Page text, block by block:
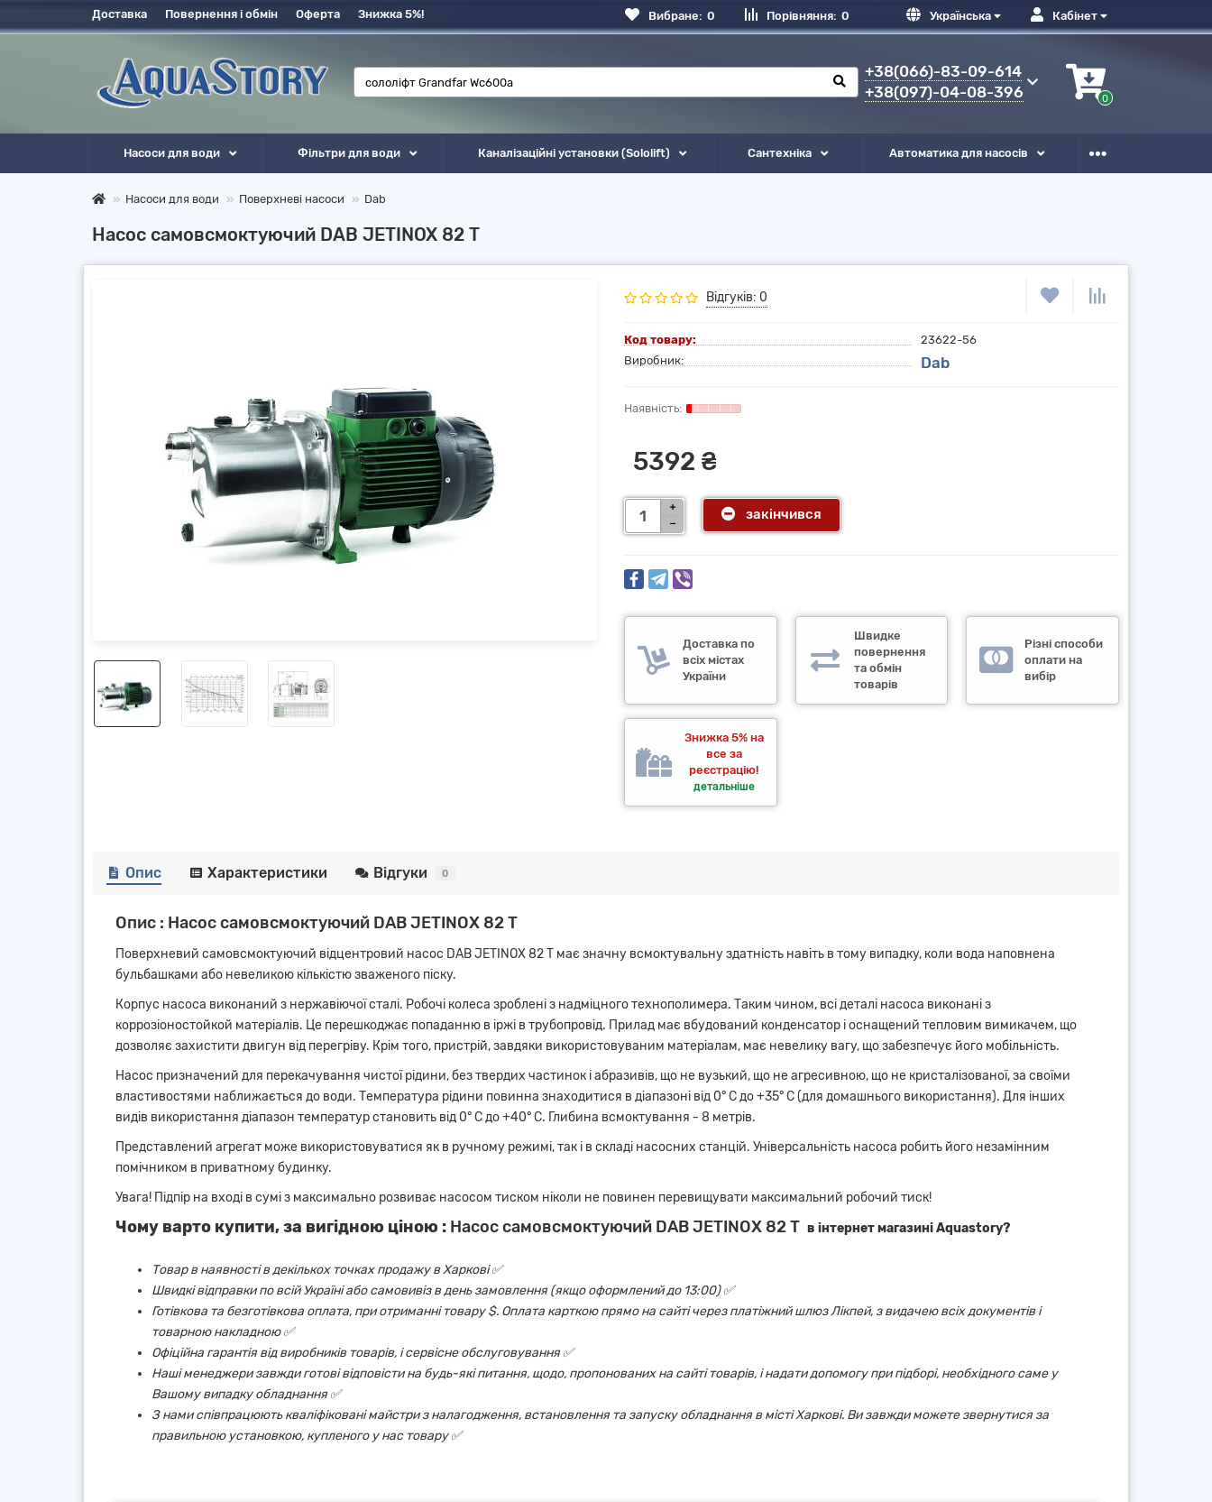
Кабінет
Українська
Порівняння: 0
Вибране: 0
Доставка Повернення і обмін Оферта Знижка 5%!
+38(066)-83-09-614
+38(097)-04-08-396
0
Насоси для води Фільтри для води Каналізаційні установки (Sololift) Сантехніка Автоматика для насосів
Насоси для води Поверхневі насоси Dab
Насос самовсмоктуючий DAB JETINOX 82 T
Відгуків: 0
Код товару:
23622-56
Виробник:
Dab
5392 ₴
закінчився
Доставка по
всіх містах
України
Швидке
повернення
та обмін
товарів
Різні способи
оплати на
вибір
Знижка 5% на
все за
реєстрацію!
детальніше
Опис Характеристики Відгуки 0
Опис : Насос самовсмоктуючий DAB JETINOX 82 T
Поверхневий самовсмоктуючий відцентровий насос DAB JETINOX 82 T має значну всмоктувальну здатність навіть в тому випадку, коли вода наповнена
бульбашками або невеликою кількістю зваженого піску.
Корпус насоса виконаний з нержавіючої сталі. Робочі колеса зроблені з надміцного технополимера. Таким чином, всі деталі насоса виконані з
коррозіоностойкой матеріалів. Це перешкоджає попаданню в іржі в трубопровід. Прилад має вбудований конденсатор і оснащений тепловим вимикачем, що
дозволяє захистити двигун від перегріву. Крім того, пристрій, завдяки використовуваним матеріалам, має невелику вагу, що забезпечує його мобільність.
Насос призначений для перекачування чистої рідини, без твердих частинок і абразивів, що не вузький, що не агресивною, що не кристалізованої, за своїми
властивостями наближається до води. Температура рідини повинна знаходитися в діапазоні від 0° С до +35° С (для домашнього використання). Для інших
видів використання діапазон температур становить від 0° С до +40° С. Глибина всмоктування - 8 метрів.
Представлений агрегат може використовуватися як в ручному режимі, так і в складі насосних станцій. Універсальність насоса робить його незамінним
помічником в приватному будинку.
Увага! Підпір на вході в сумі з максимально розвиває насосом тиском ніколи не повинен перевищувати максимальний робочий тиск!
Чому варто купити, за вигідною ціною : Насос самовсмоктуючий DAB JETINOX 82 T в інтернет магазині Aquastory?
Товар в наявності в декількох точках продажу в Харкові ✅
Швидкі відправки по всій Україні або самовивіз в день замовлення (якщо оформлений до 13:00) ✅
Готівкова та безготівкова оплата, при отриманні товару $. Оплата карткою прямо на сайті через платіжний шлюз Лікпей, з видачею всіх документів і
товарною накладною ✅
Офіційна гарантія від виробників товарів, і сервісне обслуговування ✅
Наші менеджери завжди готові відповісти на будь-які питання, щодо, пропонованих на сайті товарів, і надати допомогу при підборі, необхідного саме у
Вашому випадку обладнання ✅
З нами співпрацюють кваліфіковані майстри з налагодження, встановлення та запуску обладнання в місті Харкові. Ви завжди можете звернутися за
правильною установкою, купленого у нас товару ✅